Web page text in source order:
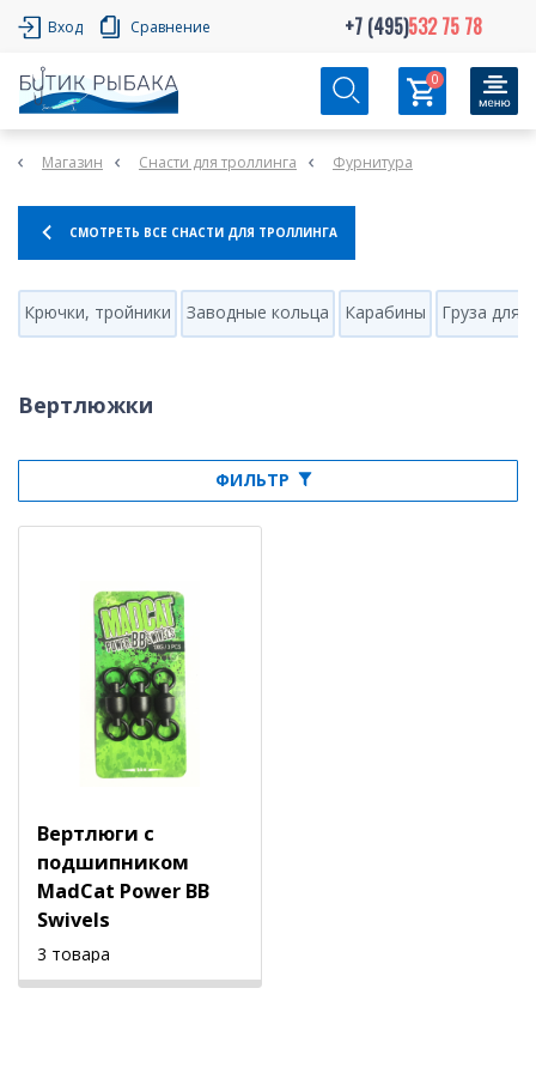
Вход Сравнение +7 (495)532 75 78
0
Магазин Снасти для троллинга Фурнитура
СМОТРЕТЬ ВСЕ СНАСТИ ДЛЯ ТРОЛЛИНГА
Крючки, тройники Заводные кольца Карабины Груза для
Вертлюжки
ФИЛЬТР
Вертлюги с
подшипником
MadCat Power BB
Swivels
3 товара